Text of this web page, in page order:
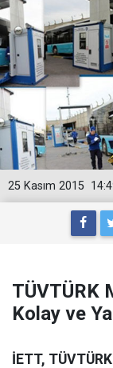
25 Kasım 2015
TÜVTÜRK
Kolay ve
İETT,